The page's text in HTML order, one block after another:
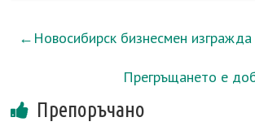
← Новосибирск бизнесмен изгражда
Прегръщането е
Препоръчано